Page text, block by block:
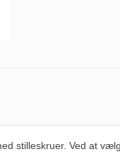
stilleskruer. Ved at